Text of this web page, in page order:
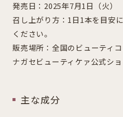
発売日：2025年7月1日（火）
召し上がり方：1日1本を目安
ください。
販売場所：全国のビューティ
ナガセビューティケァ公式シ
主な成分